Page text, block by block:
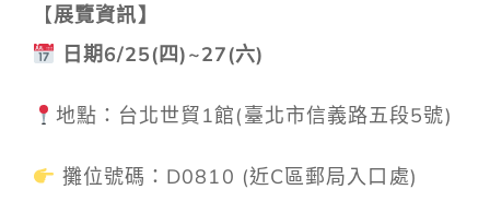
【展覽資訊】
日期6/25(四)~27(六)
地點：台北世貿1館(臺北市信義路五段5號)
攤位號碼：D0810 (近C區郵局入口處)